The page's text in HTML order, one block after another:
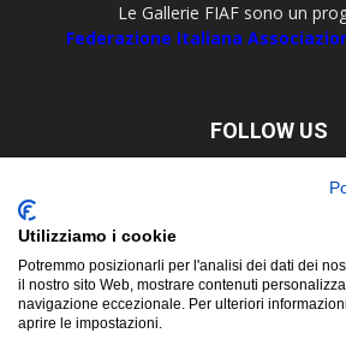
Le Gallerie FIAF sono un
Federazione Italiana
FOLLOW US
Utilizziamo i cookie
Potremmo posizionarli per l'analisi dei dati dei
il nostro sito Web, mostrare contenuti
navigazione eccezionale. Per ulteriori
aprire le impostazioni.